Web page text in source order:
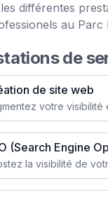
différentes
au Parc
de
de site web
(Search Engine